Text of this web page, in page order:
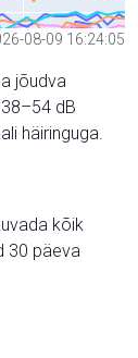
08-09 16:24:05
jõudva
dB
häiringuga.
kõik
30 päeva